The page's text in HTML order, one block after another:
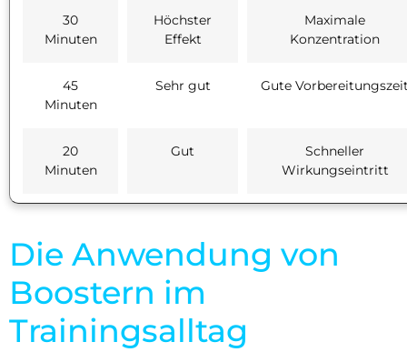
30
Minuten
Höchster
Effekt
Maximale
Konzentration
45
Minuten
Sehr gut Gute
20
Minuten
Gut
Schneller
Wirkungseintritt
Die Anwendung von
Boostern im
Trainingsalltag